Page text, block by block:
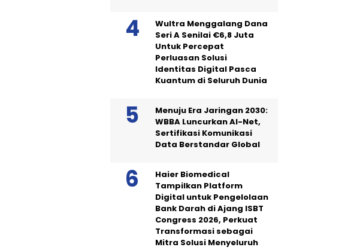
Wultra Menggalang Dana
Seri A Senilai €6,8 Juta
Untuk Percepat
Perluasan Solusi
Identitas Digital Pasca
Kuantum di Seluruh Dunia
Menuju Era Jaringan 2030:
WBBA Luncurkan AI-Net,
Sertifikasi Komunikasi
Data Berstandar Global
Haier Biomedical
Tampilkan Platform
Digital untuk Pengelolaan
Bank Darah di Ajang ISBT
Congress 2026, Perkuat
Transformasi sebagai
Mitra Solusi Menyeluruh